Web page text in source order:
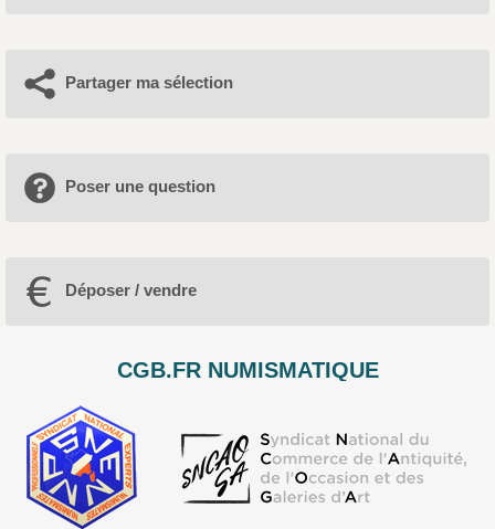
Partager ma sélection
Poser une question
Déposer / vendre
CGB.FR NUMISMATIQUE